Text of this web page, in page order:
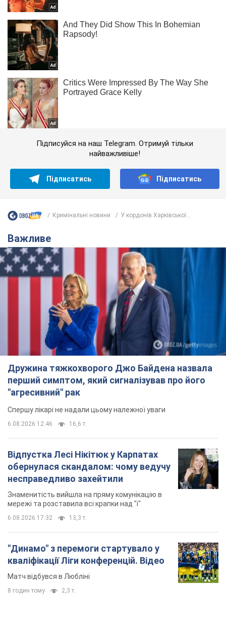
Підписуйся на наш Telegram. Отримуй тільки
найважливіше!
Підписатись Підписатись
Кримінальні новини У кордонів Харківської...
Важливе
Дружина тяжкохворого Джо Байдена назвала
перший симптом, який сигналізував про його
"агресивний" рак
Спершу лікарі не надали цьому належної уваги
6.08.2026 12:46 16,6 т.
Відпустка Лесі Нікітюк у Карпатах
обернулася скандалом: чому ведучу
несправедливо захейтили
Знаменитість вийшла на пряму комунікацію в
мережі та розставила всі крапки над "і"
6.08.2026 17:32 13,3 т.
"Динамо" з перемоги стартувало у
кваліфікації Ліги конференцій. Відео
Матч відбувся в Любліні
8 годин тому 2,3 т.